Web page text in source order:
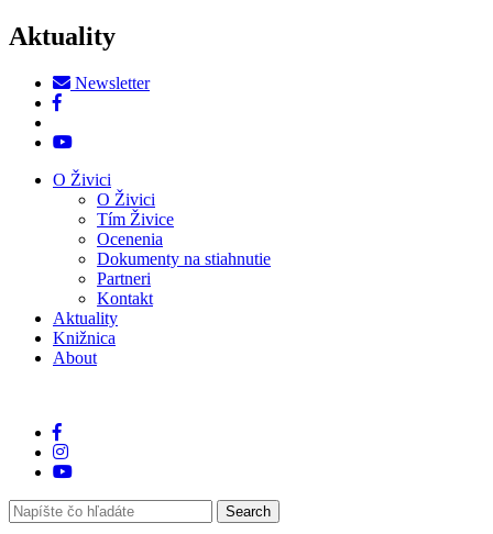
Aktuality
Newsletter
O Živici
O Živici
Tím Živice
Ocenenia
Dokumenty na stiahnutie
Partneri
Kontakt
Aktuality
Knižnica
About